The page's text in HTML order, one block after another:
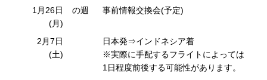
1月26日
(月)
の週 事前情報交換会(予定)
2月7日
(土)
日本発⇒インドネシア着
※実際に手配するフライトによっては
1日程度前後する可能性があります。